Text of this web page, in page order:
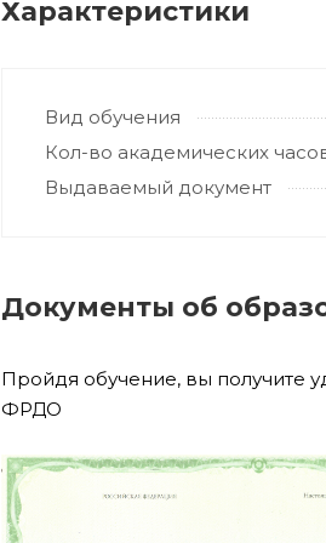
Характеристики
Вид обучения
Кол-во академических
Выдаваемый документ
Документы об
Пройдя обучение, вы получите
ФРДО